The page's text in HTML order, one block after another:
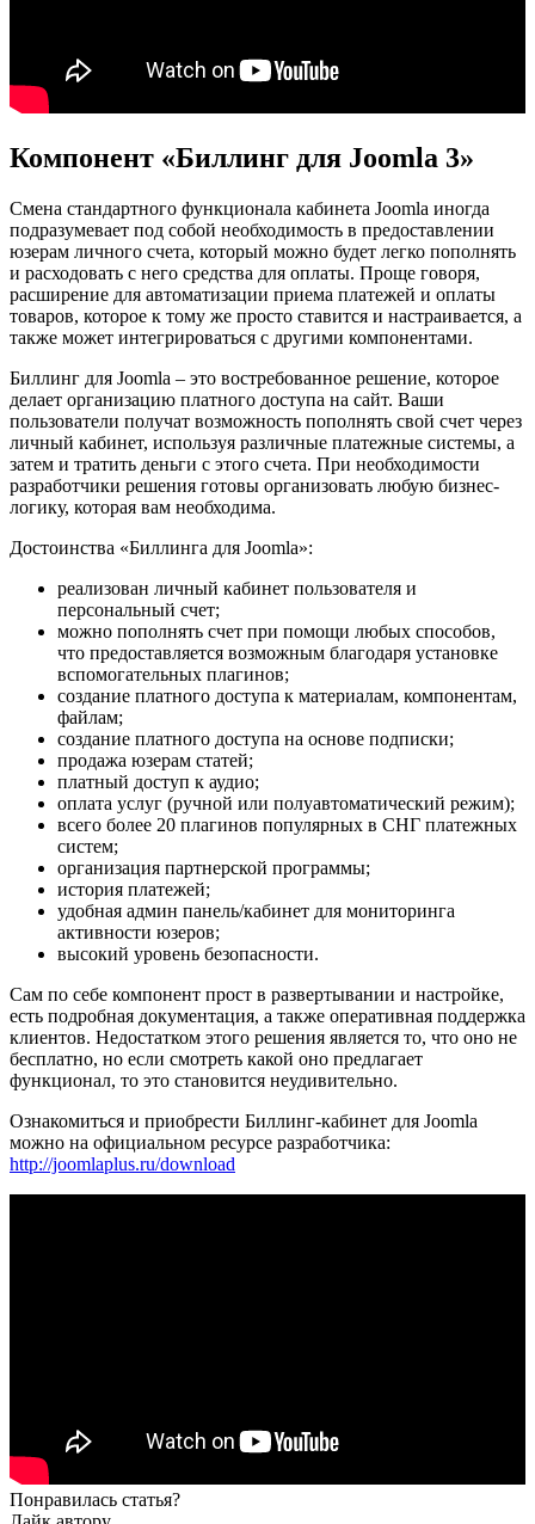
Компонент «Биллинг для Joomla 3»
Смена стандартного функционала кабинета Joomla иногда
подразумевает под собой необходимость в предоставлении
юзерам личного счета, который можно будет легко пополнять
и расходовать с него средства для оплаты. Проще говоря,
расширение для автоматизации приема платежей и оплаты
товаров, которое к тому же просто ставится и настраивается, а
также может интегрироваться с другими компонентами.
Биллинг для Joomla – это востребованное решение, которое
делает организацию платного доступа на сайт. Ваши
пользователи получат возможность пополнять свой счет через
личный кабинет, используя различные платежные системы, а
затем и тратить деньги с этого счета. При необходимости
разработчики решения готовы организовать любую бизнес-
логику, которая вам необходима.
Достоинства «Биллинга для Joomla»:
реализован личный кабинет пользователя и
персональный счет;
можно пополнять счет при помощи любых способов,
что предоставляется возможным благодаря установке
вспомогательных плагинов;
создание платного доступа к материалам, компонентам,
файлам;
создание платного доступа на основе подписки;
продажа юзерам статей;
платный доступ к аудио;
оплата услуг (ручной или полуавтоматический режим);
всего более 20 плагинов популярных в СНГ платежных
систем;
организация партнерской программы;
история платежей;
удобная админ панель/кабинет для мониторинга
активности юзеров;
высокий уровень безопасности.
Сам по себе компонент прост в развертывании и настройке,
есть подробная документация, а также оперативная поддержка
клиентов. Недостатком этого решения является то, что оно не
бесплатно, но если смотреть какой оно предлагает
функционал, то это становится неудивительно.
Ознакомиться и приобрести Биллинг-кабинет для Joomla
можно на официальном ресурсе разработчика:
http://joomlaplus.ru/download
Понравилась статья?